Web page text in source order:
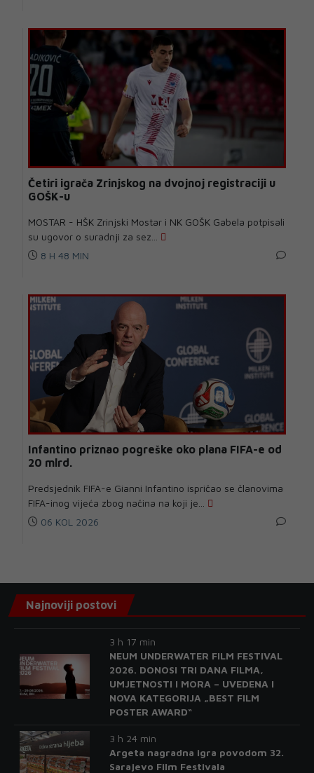
Četiri igrača Zrinjskog na dvojnoj registraciji u
GOŠK-u
MOSTAR - HŠK Zrinjski Mostar i NK GOŠK Gabela potpisali
su ugovor o suradnji za sez...
8 H 48 MIN
Infantino priznao pogreške oko plana FIFA-e od
20 mlrd.
Predsjednik FIFA-e Gianni Infantino ispričao se članovima
FIFA-inog vijeća zbog načina na koji je...
06 KOL 2026
Najnoviji postovi
3 h 17 min
NEUM UNDERWATER FILM FESTIVAL
2026. DONOSI TRI DANA FILMA,
UMJETNOSTI I MORA – UVEDENA I
NOVA KATEGORIJA „BEST FILM
POSTER AWARD“
3 h 24 min
Argeta nagradna igra povodom 32.
Sarajevo Film Festivala